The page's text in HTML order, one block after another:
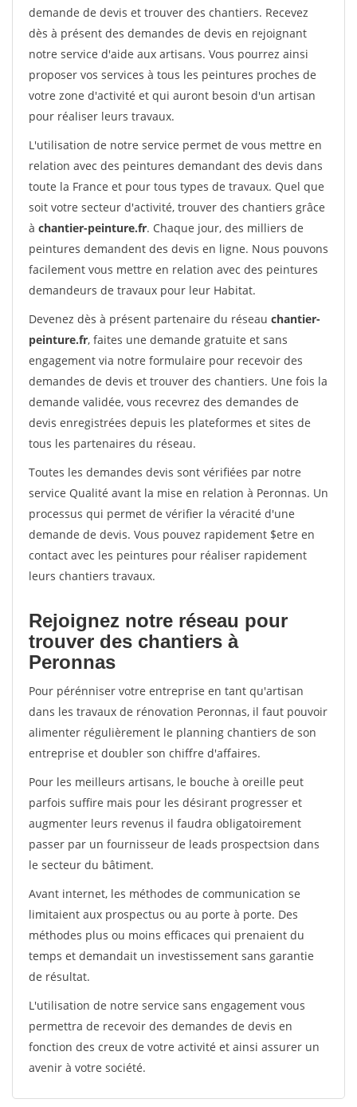
demande de devis et trouver des chantiers. Recevez
dès à présent des demandes de devis en rejoignant
notre service d'aide aux artisans. Vous pourrez ainsi
proposer vos services à tous les peintures proches de
votre zone d'activité et qui auront besoin d'un artisan
pour réaliser leurs travaux.
L'utilisation de notre service permet de vous mettre en
relation avec des peintures demandant des devis dans
toute la France et pour tous types de travaux. Quel que
soit votre secteur d'activité, trouver des chantiers grâce
à chantier-peinture.fr. Chaque jour, des milliers de
peintures demandent des devis en ligne. Nous pouvons
facilement vous mettre en relation avec des peintures
demandeurs de travaux pour leur Habitat.
Devenez dès à présent partenaire du réseau chantier-
peinture.fr, faites une demande gratuite et sans
engagement via notre formulaire pour recevoir des
demandes de devis et trouver des chantiers. Une fois la
demande validée, vous recevrez des demandes de
devis enregistrées depuis les plateformes et sites de
tous les partenaires du réseau.
Toutes les demandes devis sont vérifiées par notre
service Qualité avant la mise en relation à Peronnas. Un
processus qui permet de vérifier la véracité d'une
demande de devis. Vous pouvez rapidement $etre en
contact avec les peintures pour réaliser rapidement
leurs chantiers travaux.
Rejoignez notre réseau pour
trouver des chantiers à
Peronnas
Pour pérénniser votre entreprise en tant qu'artisan
dans les travaux de rénovation Peronnas, il faut pouvoir
alimenter régulièrement le planning chantiers de son
entreprise et doubler son chiffre d'affaires.
Pour les meilleurs artisans, le bouche à oreille peut
parfois suffire mais pour les désirant progresser et
augmenter leurs revenus il faudra obligatoirement
passer par un fournisseur de leads prospectsion dans
le secteur du bâtiment.
Avant internet, les méthodes de communication se
limitaient aux prospectus ou au porte à porte. Des
méthodes plus ou moins efficaces qui prenaient du
temps et demandait un investissement sans garantie
de résultat.
L'utilisation de notre service sans engagement vous
permettra de recevoir des demandes de devis en
fonction des creux de votre activité et ainsi assurer un
avenir à votre société.